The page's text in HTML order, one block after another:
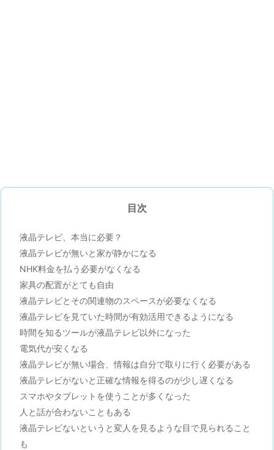
目次
液晶テレビ、本当に必要？
液晶テレビが無いと家が静かになる
NHK料金を払う必要がなくなる
家具の配置がとても自由
液晶テレビとその関連物のスペースが必要なくなる
液晶テレビを見ていた時間が有効活用できるようになる
時間を知るツールが液晶テレビ以外になった
電気代が安くなる
液晶テレビが無い場合、情報は自分で取りに行く必要がある
液晶テレビがないと正確な情報を得るのが少し遅くなる
スマホやタブレットを使うことが多くなった
人と話が合わないこともある
液晶テレビないというと変人を見るような目で見られること
も